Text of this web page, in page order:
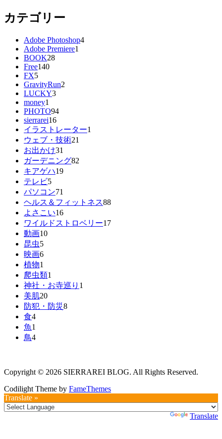
カテゴリー
Adobe Photoshop4
Adobe Premiere1
BOOK28
Free140
FX5
GravityRun2
LUCKY3
money1
PHOTO94
sierrarei16
イラストレーター1
ウェブ・技術21
お出かけ31
ガーデニング82
キアゲハ19
テレビ5
パソコン71
ヘルス＆フィットネス88
よさこい16
ワイルドストロベリー17
動画10
昆虫5
映画6
植物1
爬虫類1
神社・お寺巡り 1
美肌20
防犯・防災8
食4
魚1
鳥4
Copyright © 2026 SIERRAREI BLOG. All Rights Reserved.
Codilight Theme by FameThemes
Translate »
Translate